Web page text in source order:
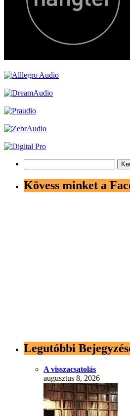
Kövess minket a
Legutóbbi
A visszacsatolás
augusztus 8, 2026